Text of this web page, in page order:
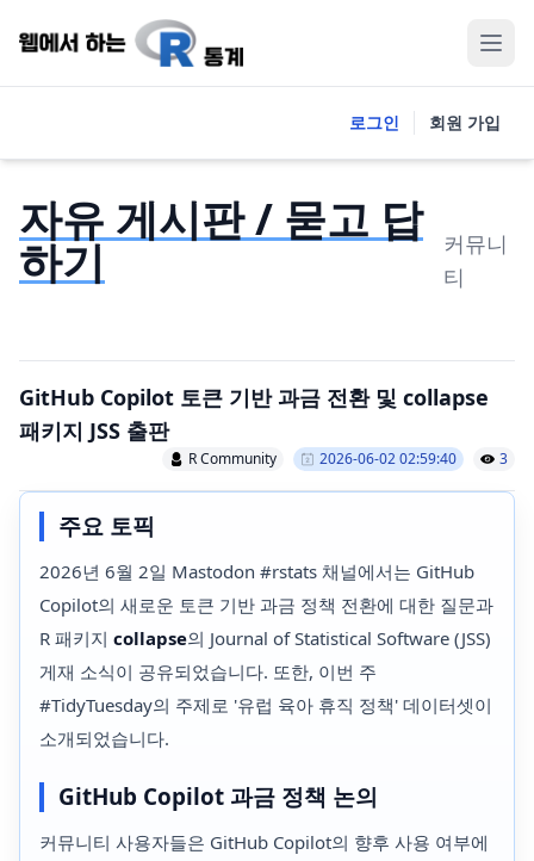
로그인 회원 가입
자유 게시판 / 묻고 답
하기
커뮤니
티
GitHub Copilot 토큰 기반 과금 전환 및 collapse
패키지 JSS 출판
R Community 2026-06-02 02:59:40 3
주요 토픽
2026년 6월 2일 Mastodon #rstats 채널에서는 GitHub
Copilot의 새로운 토큰 기반 과금 정책 전환에 대한 질문과
R 패키지 collapse의 Journal of Statistical Software (JSS)
게재 소식이 공유되었습니다. 또한, 이번 주
#TidyTuesday의 주제로 '유럽 육아 휴직 정책' 데이터셋이
소개되었습니다.
GitHub Copilot 과금 정책 논의
커뮤니티 사용자들은 GitHub Copilot의 향후 사용 여부에